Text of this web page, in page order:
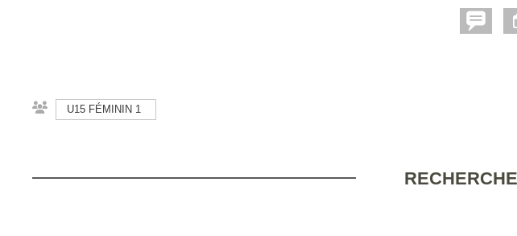
U15 FÉMININ 1